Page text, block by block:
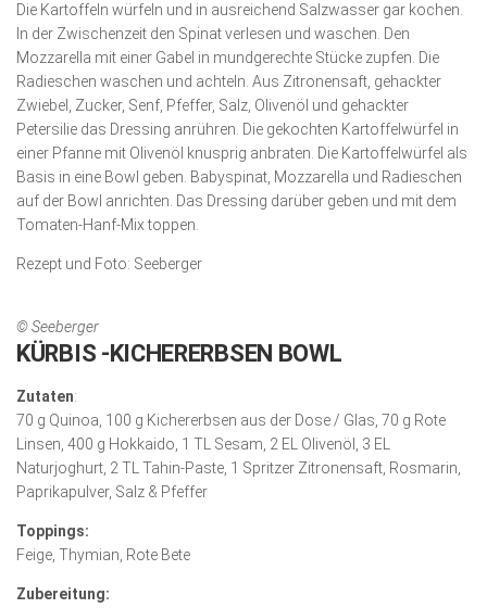
Die Kartoffeln würfeln und in ausreichend Salzwasser gar kochen.
In der Zwischenzeit den Spinat verlesen und waschen. Den
Mozzarella mit einer Gabel in mundgerechte Stücke zupfen. Die
Radieschen waschen und achteln. Aus Zitronensaft, gehackter
Zwiebel, Zucker, Senf, Pfeffer, Salz, Olivenöl und gehackter
Petersilie das Dressing anrühren. Die gekochten Kartoffelwürfel in
einer Pfanne mit Olivenöl knusprig anbraten. Die Kartoffelwürfel als
Basis in eine Bowl geben. Babyspinat, Mozzarella und Radies­chen
auf der Bowl anrichten. Das Dressing darüber geben und mit dem
Tomaten-Hanf-Mix toppen.
Rezept und Foto: Seeberger
© Seeberger
KÜRBIS -KICHERERBSEN BOWL
Zutaten:
70 g Quinoa, 100 g Kichererbsen aus der Dose / Glas, 70 g Rote
Linsen, 400 g Hokkaido, 1 TL Sesam, 2 EL Olivenöl, 3 EL
Naturjoghurt, 2 TL Tahin-Paste, 1 Spritzer Zitronensaft, Rosmarin,
Paprikapulver, Salz & Pfeffer
Toppings:
Feige, Thymian, Rote Bete
Zubereitung: